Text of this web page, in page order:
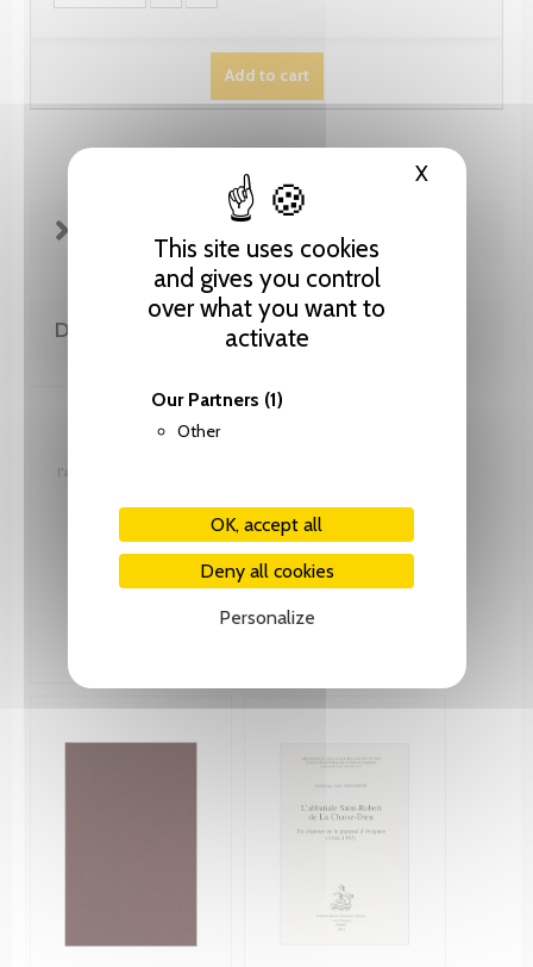
This site uses cookies
and gives you control
over what you want to
activate
Our Partners (1)
Other
OK, accept all
Deny all cookies
Personalize
XHide
Add to cart
FICHE TECHNIQUE
DE LA MÊME COLLECTION